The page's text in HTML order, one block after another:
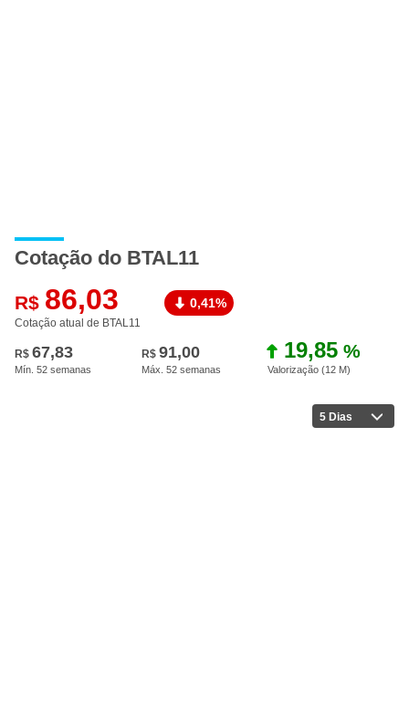
Cotação do BTAL11
R$ 86,03
Cotação atual de BTAL11
0,41%
R$ 67,83
Mín. 52 semanas
R$ 91,00
Máx. 52 semanas
19,85 %
Valorização (12 M)
5 Dias